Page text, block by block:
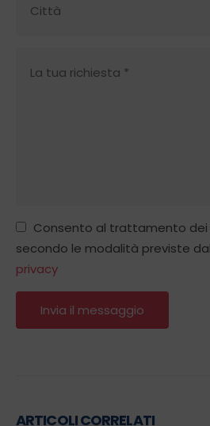
Consento al trattamento dei
secondo le modalità previste
privacy
ARTICOLI CORRELATI